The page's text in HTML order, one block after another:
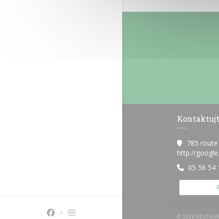
785 route
http://
05 56 54
© 2026